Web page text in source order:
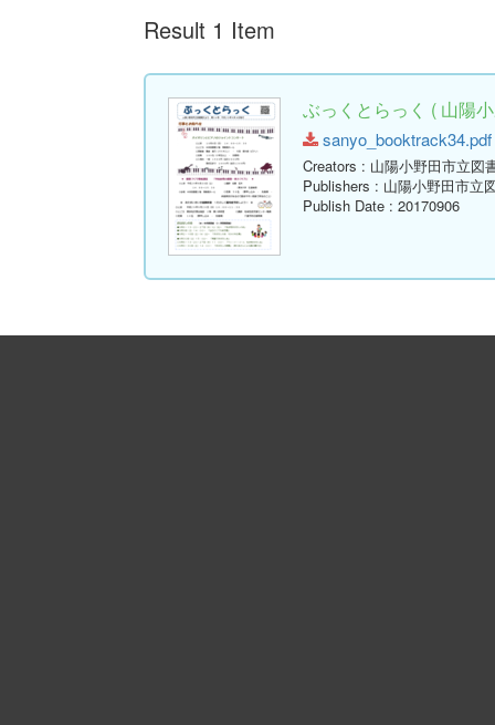
Result 1 Item
ぶっくとらっく ( 山陽
Creators : 山陽小野田市立図
Publishers : 山陽小野田市立
Publish Date : 20170906